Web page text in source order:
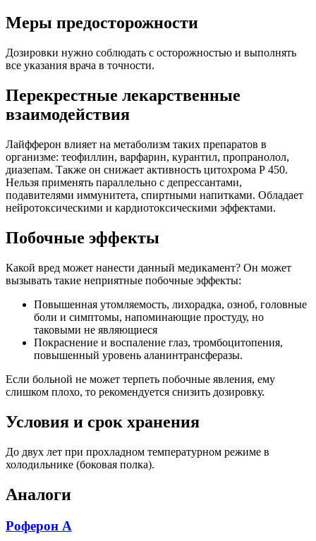
Меры предосторожности
Дозировки нужно соблюдать с осторожностью и выполнять
все указания врача в точности.
Перекрестные лекарственные
взаимодействия
Лайфферон влияет на метаболизм таких препаратов в
организме: теофиллин, варфарин, курантил, пропранолол,
диазепам. Также он снижает активность цитохрома Р 450.
Нельзя применять параллельно с депрессантами,
подавителями иммунитета, спиртными напитками. Обладает
нейротоксическими и кардиотоксическими эффектами.
Побочные эффекты
Какой вред может нанести данный медикамент? Он может
вызывать такие неприятные побочные эффекты:
Повышенная утомляемость, лихорадка, озноб, головные
боли и симптомы, напоминающие простуду, но
таковыми не являющиеся
Покраснение и воспаление глаз, тромбоцитопения,
повышенный уровень аланинтрансферазы.
Если больной не может терпеть побочные явления, ему
слишком плохо, то рекомендуется снизить дозировку.
Условия и срок хранения
До двух лет при прохладном температурном режиме в
холодильнике (боковая полка).
Аналоги
Роферон А